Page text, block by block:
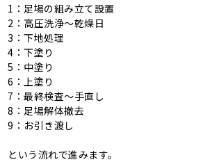
1：足場の組み立て設置
2：高圧洗浄〜乾燥日
3：下地処理
4：下塗り
5：中塗り
6：上塗り
7：最終検査〜手直し
8：足場解体撤去
9：お引き渡し
という流れで進みます。